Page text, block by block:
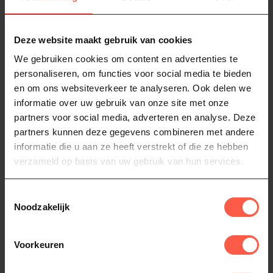
Deze website maakt gebruik van cookies
We gebruiken cookies om content en advertenties te
personaliseren, om functies voor social media te bieden
en om ons websiteverkeer te analyseren. Ook delen we
informatie over uw gebruik van onze site met onze
partners voor social media, adverteren en analyse. Deze
partners kunnen deze gegevens combineren met andere
informatie die u aan ze heeft verstrekt of die ze hebben
verzameld op basis van uw gebruik van hun services.
Noodzakelijk
Voorkeuren
Seasoning 235gr
Seasoning is dé steak
maximaal smaak...
Op voorraad
Seasoning 235 gr
ultieme Cajun blend. Met een
Seasoning 235gr
Chilizout (100gram)
Zeeuwsche Zoute Chilizout,